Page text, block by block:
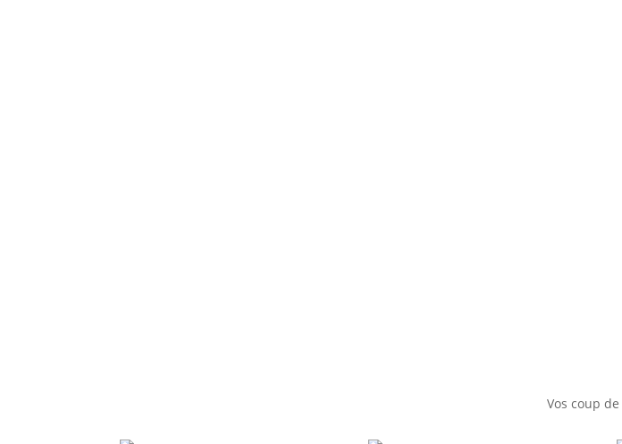
Vos coup de